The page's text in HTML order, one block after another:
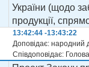
України (щодо
продукції,
13:42:44 -13:43:22
Доповідає:
Співдоповідає: